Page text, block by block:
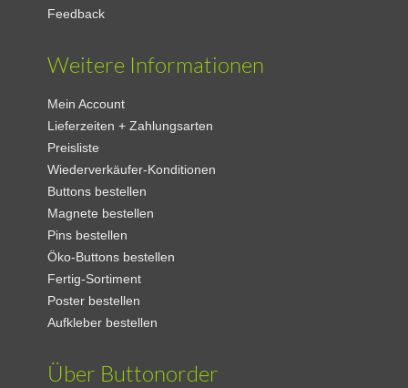
Feedback
Weitere Informationen
Mein Account
Lieferzeiten + Zahlungsarten
Preisliste
Wiederverkäufer-Konditionen
Buttons bestellen
Magnete bestellen
Pins bestellen
Öko-Buttons bestellen
Fertig-Sortiment
Poster bestellen
Aufkleber bestellen
Über Buttonorder